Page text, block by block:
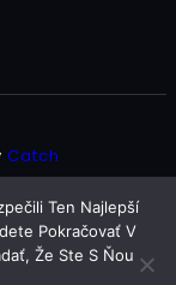
Catch
Ten Najlepší
Pokračovať V
Že Ste S Ňou